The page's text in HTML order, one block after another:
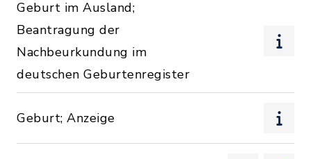
Geburt im Ausland;
Beantragung der
Nachbeurkundung im
deutschen Geburtenregister
Geburt; Anzeige